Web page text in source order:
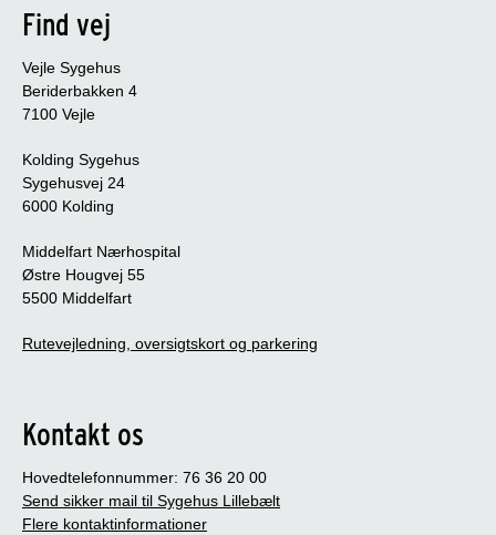
Find vej
Vejle Sygehus
Beriderbakken 4
7100 Vejle
Kolding Sygehus
Sygehusvej 24
6000 Kolding
Middelfart Nærhospital
Østre Hougvej 55
5500 Middelfart
Rutevejledning, oversigtskort og parkering
Kontakt os
Hovedtelefonnummer: 76 36 20 00
Send sikker mail til Sygehus Lillebælt
Flere kontaktinformationer